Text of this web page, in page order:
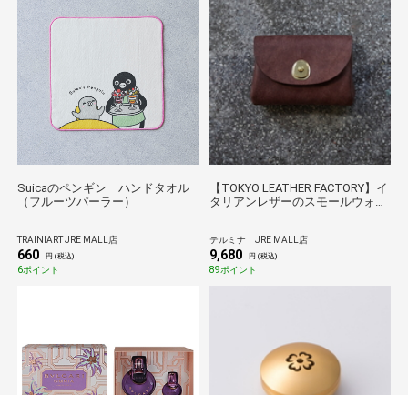
Suicaのペンギン ハンドタオル
（フルーツパーラー）
TRAINIART JRE MALL店
660 円 (税込)
6ポイント
【TOKYO LEATHER FACTORY】イ
タリアンレザーのスモールウォレ
テルミナ JRE MALL店
9,680 円 (税込)
89ポイント